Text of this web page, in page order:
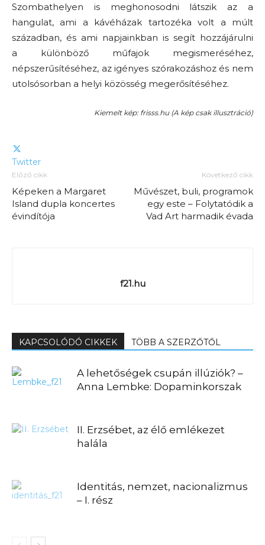
Szombathelyen is meghonosodni látszik az a
hangulat, ami a kávéházak tartozéka volt a múlt
században, és ami napjainkban is segít hozzájárulni
a különböző műfajok megismeréséhez,
népszerűsítéséhez, az igényes szórakozáshoz és nem
utolsósorban a helyi közösség megerősítéséhez.
Kiemelt kép: frisss.hu (A kép csak illusztráció)
Twitter
Előző cikk
Képeken a Margaret
Island dupla koncertes
évindítója
Következő cikk
Művészet, buli, programok
egy este – Folytatódik a
Vad Art harmadik évada
f21.hu
KAPCSOLÓDÓ CIKKEK TÖBB A SZERZŐTŐL
A lehetőségek csupán illúziók? –
Anna Lembke: Dopaminkorszak
II. Erzsébet, az élő emlékezet
halála
Identitás, nemzet, nacionalizmus
– I. rész